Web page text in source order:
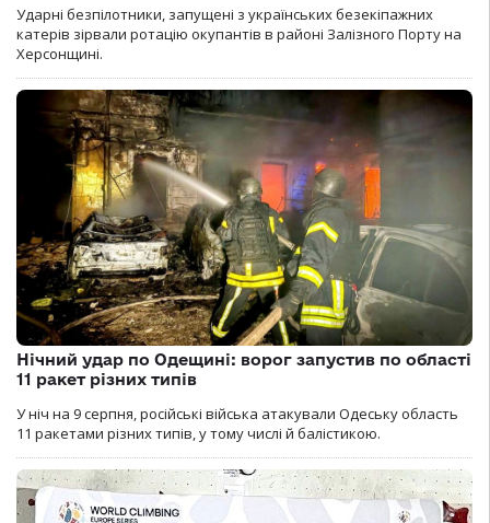
Ударні безпілотники, запущені з українських безекіпажних
катерів зірвали ротацію окупантів в районі Залізного Порту на
Херсонщині.
Нічний удар по Одещині: ворог запустив по області
11 ракет різних типів
У ніч на 9 серпня, російські війська атакували Одеську область
11 ракетами різних типів, у тому числі й балістикою.